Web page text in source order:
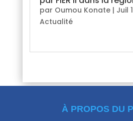
par Oumou Konate| Juil
Actualité
À PROPOS DU